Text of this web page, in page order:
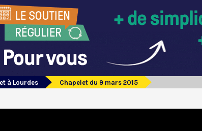
à Lourdes Chapelet du 9 mars 2015